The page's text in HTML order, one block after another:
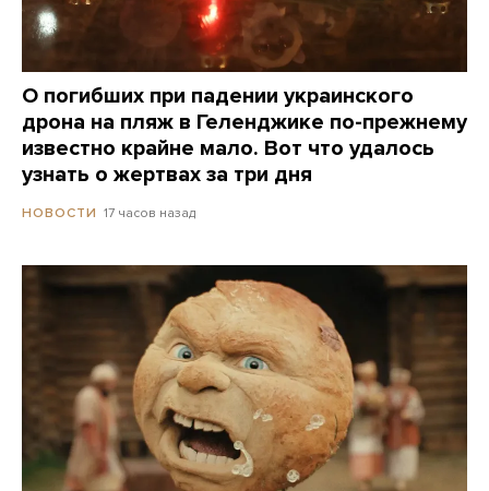
О погибших при падении украинского
дрона на пляж в Геленджике по-прежнему
известно крайне мало. Вот что удалось
узнать о жертвах за три дня
НОВОСТИ 17 часов назад